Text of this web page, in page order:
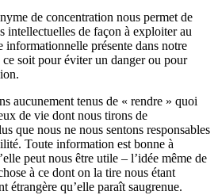
de concentration nous permet de
intellectuelles de façon à exploiter au
informationnelle présente dans notre
soit pour éviter un danger ou pour
aucunement tenus de « rendre » quoi
de vie dont nous tirons de
que nous ne nous sentons responsables
Toute information est bonne à
peut nous être utile – l’idée même de
à ce dont on la tire nous étant
étrangère qu’elle paraît saugrenue.